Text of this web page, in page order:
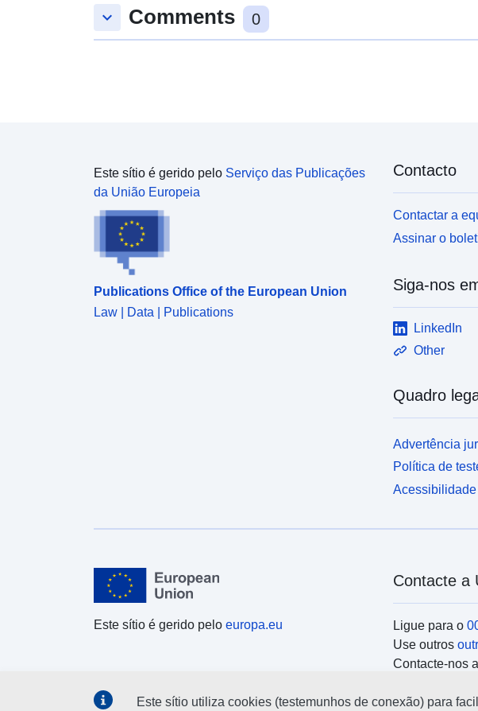
keyboard_arrow_down Comments 0
Este sítio é gerido pelo Serviço das Publicações
da União Europeia
Publications Office of the European Union
Law | Data | Publications
Contacto
Contactar a
Assinar o
Siga-nos
LinkedIn
Other
Quadro
Advertência
Política de
Acessibilidade
Este sítio é gerido pelo europa.eu
Contacte a
Ligue para o
Use outros
Contacte-nos
Este sítio utiliza cookies (testemunhos de conexão) para